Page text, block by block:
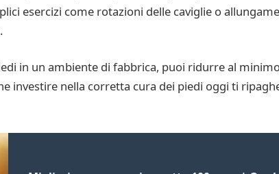
esercizi come rotazioni delle caviglie o
in un ambiente di fabbrica, puoi ridurre al
investire nella corretta cura dei piedi oggi ti